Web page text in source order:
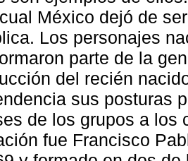
México dejó de
Los personajes
parte de la
del recién
sus posturas
de los grupos a los
fue Francisco